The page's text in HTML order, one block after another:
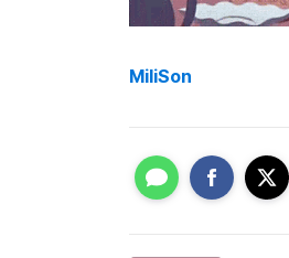
MiliSon